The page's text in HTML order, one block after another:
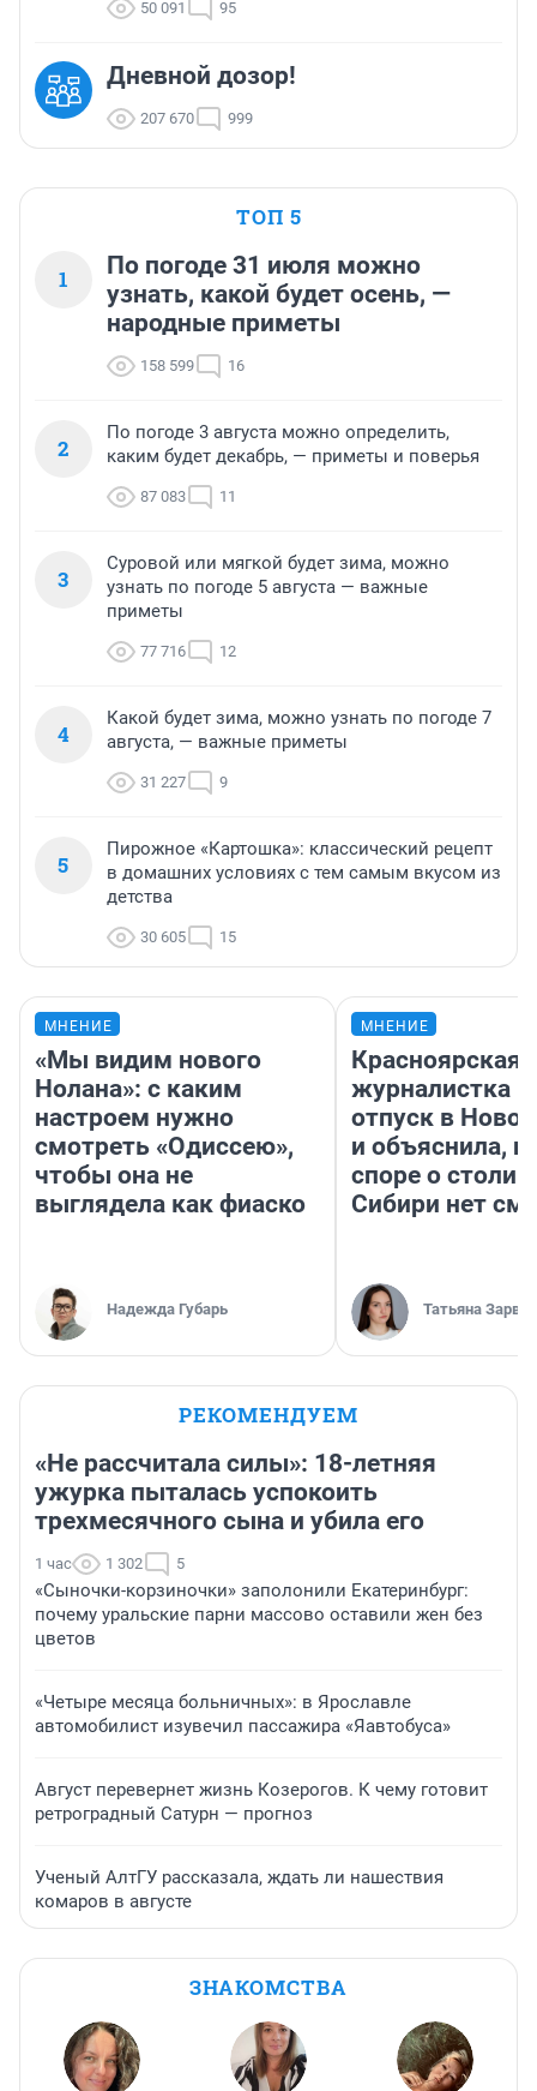
50 091 95
Дневной дозор!
207 670 999
ТОП 5
1
По погоде 31 июля можно
узнать, какой будет осень, —
народные приметы
158 599 16
2
По погоде 3 августа можно определить,
каким будет декабрь, — приметы и поверья
87 083 11
3
Суровой или мягкой будет зима, можно
узнать по погоде 5 августа — важные
приметы
77 716 12
4
Какой будет зима, можно узнать по погоде 7
августа, — важные приметы
31 227 9
5
Пирожное «Картошка»: классический рецепт
в домашних условиях с тем самым вкусом из
детства
30 605 15
МНЕНИЕ
«Мы видим нового
Нолана»: с каким
настроем нужно
смотреть «Одиссею»,
чтобы она не
выглядела как фиаско
Надежда Губарь
МНЕНИЕ
Красноярская
журналистка
отпуск в
и объяснила,
споре о
Сибири нет
Татьяна Зарва
РЕКОМЕНДУЕМ
«Не рассчитала силы»: 18-летняя
ужурка пыталась успокоить
трехмесячного сына и убила его
1 час 1 302 5
«Сыночки-корзиночки» заполонили Екатеринбург:
почему уральские парни массово оставили жен без
цветов
«Четыре месяца больничных»: в Ярославле
автомобилист изувечил пассажира «Яавтобуса»
Август перевернет жизнь Козерогов. К чему готовит
ретроградный Сатурн — прогноз
Ученый АлтГУ рассказала, ждать ли нашествия
комаров в августе
ЗНАКОМСТВА